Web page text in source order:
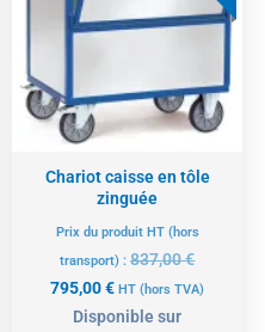
Chariot caisse en tôle
zinguée
Prix du produit HT (hors
transport) :837,00€
était :
837,00 €.
795,00€
795,00 €.
HT (hors TVA)
Disponible sur